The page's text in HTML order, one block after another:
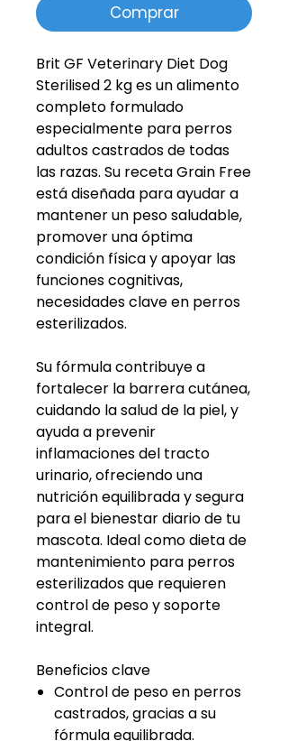
Comprar
Brit GF Veterinary Diet Dog
Sterilised 2 kg es un alimento
completo formulado
especialmente para perros
adultos castrados de todas
las razas. Su receta Grain Free
está diseñada para ayudar a
mantener un peso saludable,
promover una óptima
condición física y apoyar las
funciones cognitivas,
necesidades clave en perros
esterilizados.
Su fórmula contribuye a
fortalecer la barrera cutánea,
cuidando la salud de la piel, y
ayuda a prevenir
inflamaciones del tracto
urinario, ofreciendo una
nutrición equilibrada y segura
para el bienestar diario de tu
mascota. Ideal como dieta de
mantenimiento para perros
esterilizados que requieren
control de peso y soporte
integral.
Beneficios clave
Control de peso en perros
castrados, gracias a su
fórmula equilibrada.